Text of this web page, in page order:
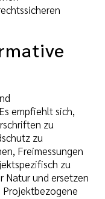
empfiehlt sich,
zu
zu
Freimessungen
zu
Natur und ersetzen